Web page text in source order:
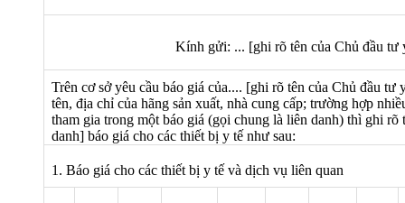
Kính gửi: ... [ghi rõ tên của Chủ đầu tư
Trên cơ sở yêu cầu báo giá của.... [ghi rõ tên của Chủ đầu tư
tên, địa chỉ của hãng sản xuất, nhà cung cấp; trường hợp
tham gia trong một báo giá (gọi chung là liên danh) thì ghi rõ
danh] báo giá cho các thiết bị y tế như sau:
1. Báo giá cho các thiết bị y tế và dịch vụ liên quan